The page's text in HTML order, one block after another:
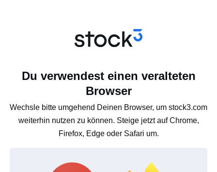
Du verwendest einen veralteten
Browser
Wechsle bitte umgehend Deinen Browser, um stock3.com
weiterhin nutzen zu können. Steige jetzt auf Chrome,
Firefox, Edge oder Safari um.